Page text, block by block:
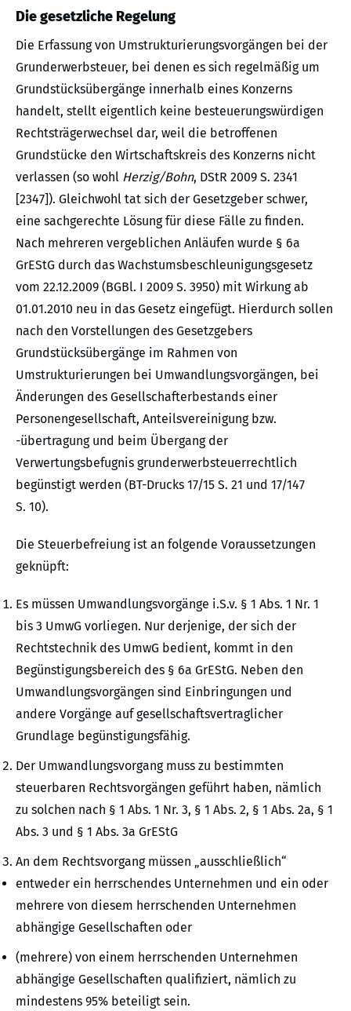
Die gesetzliche Regelung
Die Erfassung von Umstrukturierungsvorgängen bei der
Grunderwerbsteuer, bei denen es sich regelmäßig um
Grundstücksübergänge innerhalb eines Konzerns
handelt, stellt eigentlich keine besteuerungswürdigen
Rechtsträgerwechsel dar, weil die betroffenen
Grundstücke den Wirtschaftskreis des Konzerns nicht
verlassen (so wohl Herzig/Bohn, DStR 2009 S. 2341
[2347]). Gleichwohl tat sich der Gesetzgeber schwer,
eine sachgerechte Lösung für diese Fälle zu finden.
Nach mehreren vergeblichen Anläufen wurde § 6a
GrEStG durch das Wachstumsbeschleunigungsgesetz
vom 22.12.2009 (BGBl. I 2009 S. 3950) mit Wirkung ab
01.01.2010 neu in das Gesetz eingefügt. Hierdurch sollen
nach den Vorstellungen des Gesetzgebers
Grundstücksübergänge im Rahmen von
Umstrukturierungen bei Umwandlungsvorgängen, bei
Änderungen des Gesellschafterbestands einer
Personengesellschaft, Anteilsvereinigung bzw.
-übertragung und beim Übergang der
Verwertungsbefugnis grunderwerbsteuerrechtlich
begünstigt werden (BT-Drucks 17/15 S. 21 und 17/147
S. 10).
Die Steuerbefreiung ist an folgende Voraussetzungen
geknüpft:
Es müssen Umwandlungsvorgänge i.S.v. § 1 Abs. 1 Nr. 1
bis 3 UmwG vorliegen. Nur derjenige, der sich der
Rechtstechnik des UmwG bedient, kommt in den
Begünstigungsbereich des § 6a GrEStG. Neben den
Umwandlungsvorgängen sind Einbringungen und
andere Vorgänge auf gesellschaftsvertraglicher
Grundlage begünstigungsfähig.
Der Umwandlungsvorgang muss zu bestimmten
steuerbaren Rechtsvorgängen geführt haben, nämlich
zu solchen nach § 1 Abs. 1 Nr. 3, § 1 Abs. 2, § 1 Abs. 2a, § 1
Abs. 3 und § 1 Abs. 3a GrEStG
An dem Rechtsvorgang müssen „ausschließlich“
entweder ein herrschendes Unternehmen und ein oder
mehrere von diesem herrschenden Unternehmen
abhängige Gesellschaften oder
(mehrere) von einem herrschenden Unternehmen
abhängige Gesellschaften qualifiziert, nämlich zu
mindestens 95% beteiligt sein.